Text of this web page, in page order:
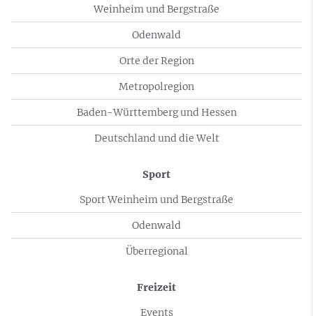
Weinheim und Bergstraße
Odenwald
Orte der Region
Metropolregion
Baden-Württemberg und Hessen
Deutschland und die Welt
Sport
Sport Weinheim und Bergstraße
Odenwald
Überregional
Freizeit
Events